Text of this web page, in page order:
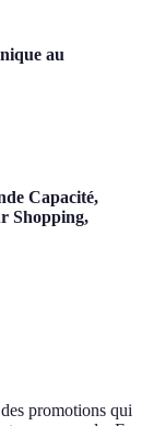
au
Capacité,
Shopping,
promotions qui